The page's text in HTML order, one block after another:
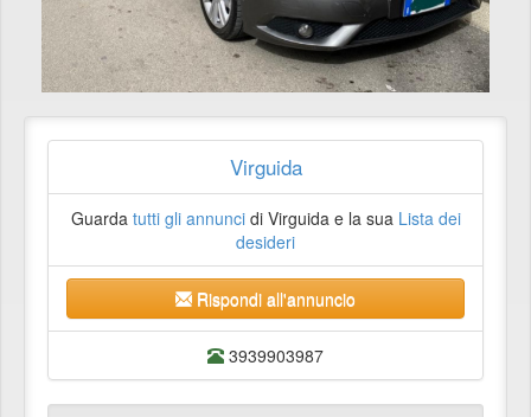
Virguida
Guarda tutti gli annuncidi Virguida e la sua Lista dei
desideri
Rispondi all'annuncio
3939903987